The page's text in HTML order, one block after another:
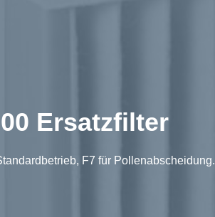
Ersatzfilter
F7 für Pollenabscheidung.